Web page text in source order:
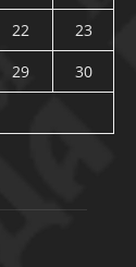
22
23
29
30